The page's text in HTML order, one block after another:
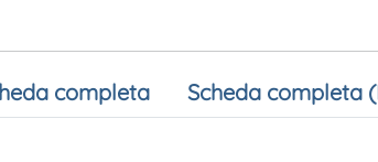
completa Scheda completa